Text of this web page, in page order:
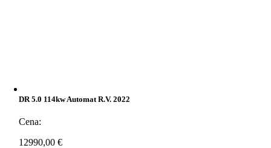
DR 5.0 114kw Automat R.v. 2022
Cena:
12990,00€